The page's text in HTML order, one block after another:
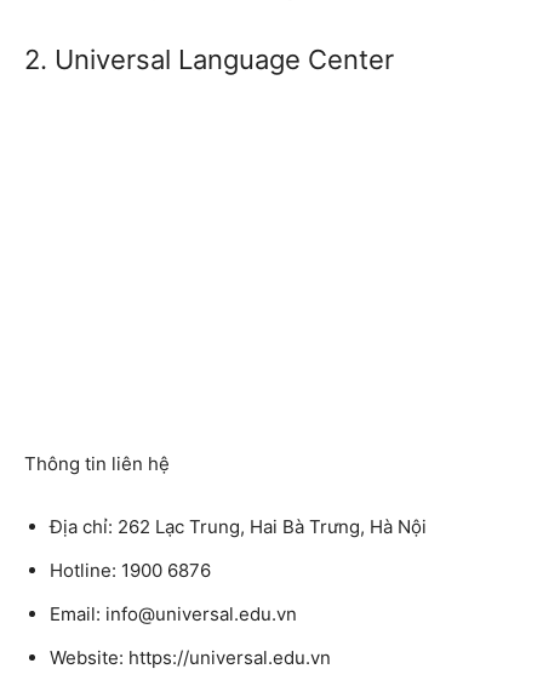
2. Universal Language Center
Thông tin liên hệ
Địa chỉ: 262 Lạc Trung, Hai Bà Trưng, Hà Nội
Hotline: 1900 6876
Email: info@universal.edu.vn
Website: https://universal.edu.vn